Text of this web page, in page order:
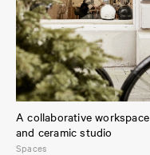
A collaborative workspace
and ceramic studio
Spaces